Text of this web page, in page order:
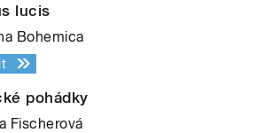
lucis
Bohemica
pohádky
Fischerová